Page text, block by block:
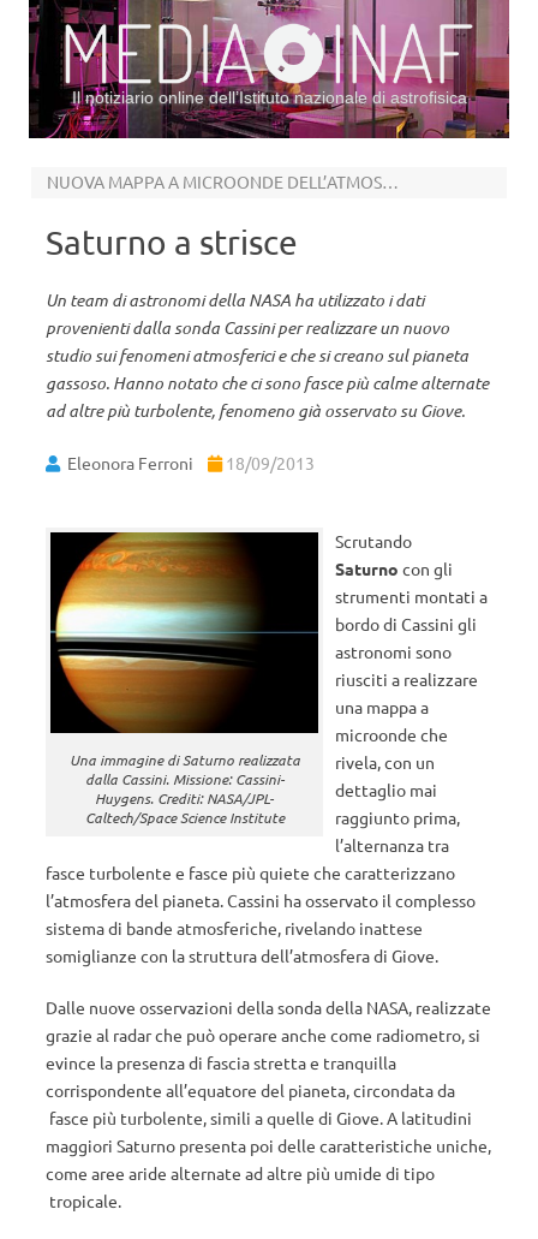
Il notiziario online dell’Istituto nazionale di astrofisica
NUOVA MAPPA A MICROONDE DELL’ATMOSFERA
Saturno a strisce
Un team di astronomi della NASA ha utilizzato i dati
provenienti dalla sonda Cassini per realizzare un nuovo
studio sui fenomeni atmosferici e che si creano sul pianeta
gassoso. Hanno notato che ci sono fasce più calme alternate
ad altre più turbolente, fenomeno già osservato su Giove.
Eleonora Ferroni 18/09/2013
Una immagine di Saturno realizzata
dalla Cassini. Missione: Cassini-
Huygens. Crediti: NASA/JPL-
Caltech/Space Science Institute
Scrutando
Saturno con gli
strumenti montati a
bordo di Cassini gli
astronomi sono
riusciti a realizzare
una mappa a
microonde che
rivela, con un
dettaglio mai
raggiunto prima,
l’alternanza tra
fasce turbolente e fasce più quiete che caratterizzano
l’atmosfera del pianeta. Cassini ha osservato il complesso
sistema di bande atmosferiche, rivelando inattese
somiglianze con la struttura dell’atmosfera di Giove.
Dalle nuove osservazioni della sonda della NASA, realizzate
grazie al radar che può operare anche come radiometro, si
evince la presenza di fascia stretta e tranquilla
corrispondente all’equatore del pianeta, circondata da
fasce più turbolente, simili a quelle di Giove. A latitudini
maggiori Saturno presenta poi delle caratteristiche uniche,
come aree aride alternate ad altre più umide di tipo
tropicale.